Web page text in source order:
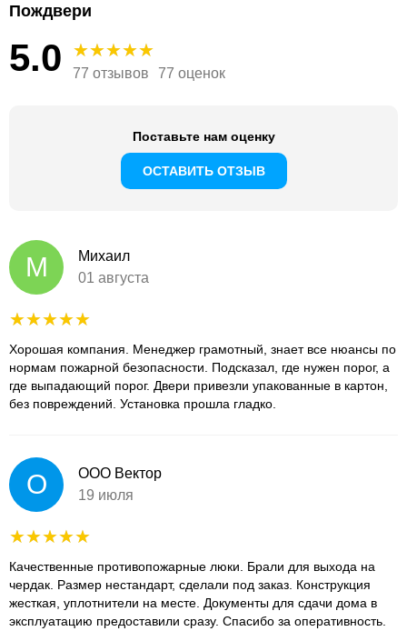
Пождвери
5.0 77 отзывов 77 оценок
Поставьте нам оценку
ОСТАВИТЬ ОТЗЫВ
М
Михаил
01 августа
Хорошая компания. Менеджер грамотный, знает все нюансы по
нормам пожарной безопасности. Подсказал, где нужен порог, а
где выпадающий порог. Двери привезли упакованные в картон,
без повреждений. Установка прошла гладко.
О
ООО Вектор
19 июля
Качественные противопожарные люки. Брали для выхода на
чердак. Размер нестандарт, сделали под заказ. Конструкция
жесткая, уплотнители на месте. Документы для сдачи дома в
эксплуатацию предоставили сразу. Спасибо за оперативность.